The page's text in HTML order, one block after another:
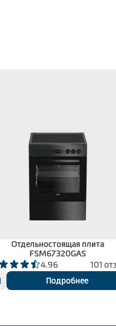
Отдельностоящая плита
FSM67320GAS
4.96
101
Подробнее